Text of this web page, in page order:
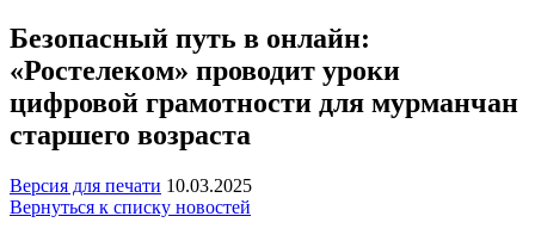
Безопасный путь в онлайн:
«Ростелеком» проводит уроки
цифровой грамотности для мурманчан
старшего возраста
Версия для печати 10.03.2025
Вернуться к списку новостей